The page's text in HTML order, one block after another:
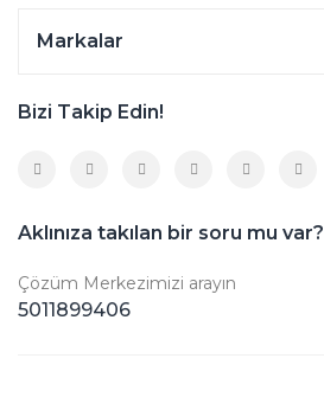
Markalar
Bizi Takip Edin!
Aklınıza takılan bir soru mu var?
Çözüm Merkezimizi arayın
5011899406